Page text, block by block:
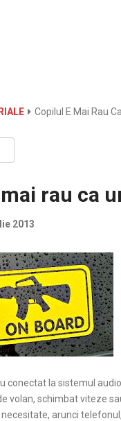
Copilul E Mai Rau
rau ca
2013
conectat la sistemul
volan, schimbat viteze
necesitate, arunci